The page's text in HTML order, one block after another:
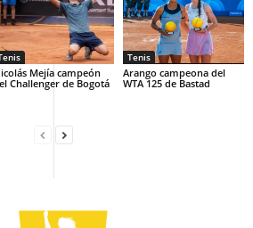
Mejía campeón
Challenger de Bogotá
Tenis
Arango campeona del
WTA 125 de Bastad